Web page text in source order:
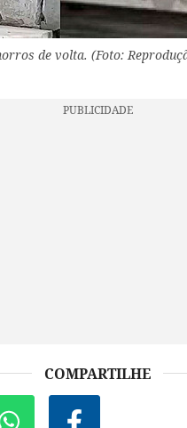
de volta. (Foto:
COMPARTILHE